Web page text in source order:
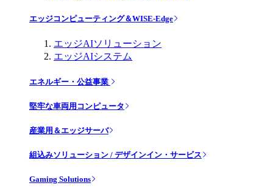
エッジコンピューティング＆WISE-Edge
エッジAIソリューション
エッジAIシステム
エネルギー・公益事業
堅牢な車両用コンピュータ
産業用＆エッジサーバ
組込みソリューション / デザインイン・サービス
Gaming Solutions